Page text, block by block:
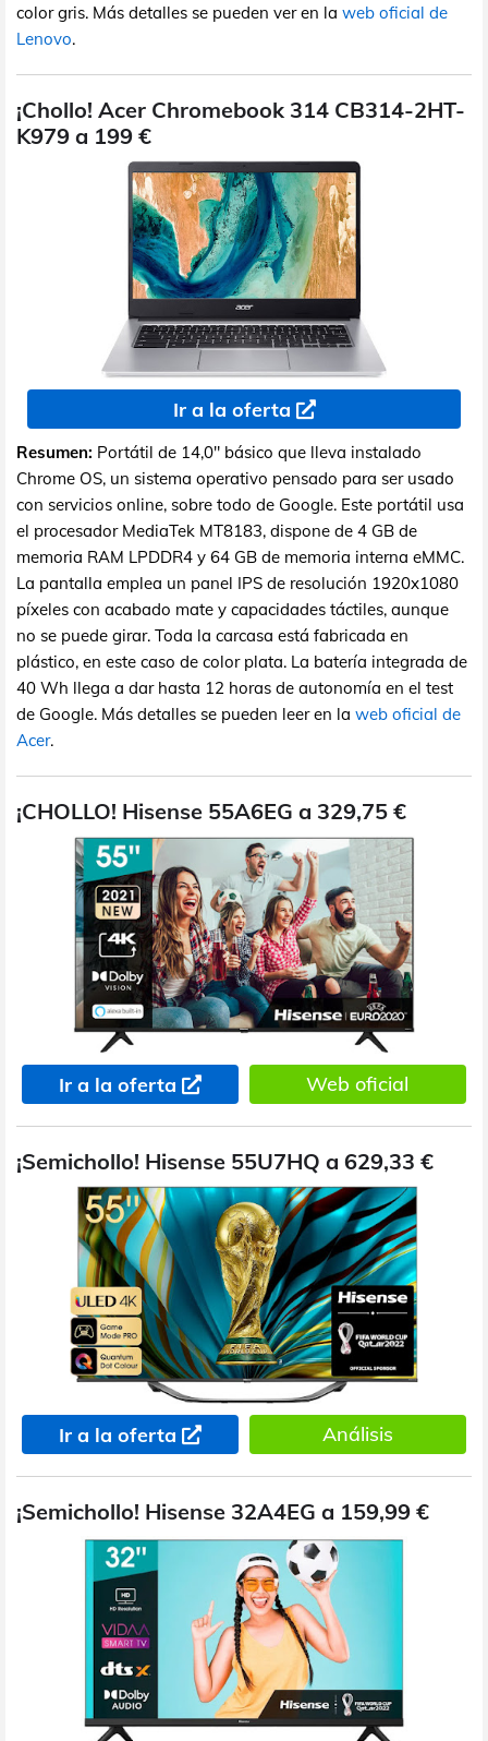
color gris. Más detalles se pueden ver en la web oficial de
Lenovo.
¡Chollo! Acer Chromebook 314 CB314-2HT-
K979 a 199 €
Ir a la oferta
Resumen: Portátil de 14,0" básico que lleva instalado
Chrome OS, un sistema operativo pensado para ser usado
con servicios online, sobre todo de Google. Este portátil usa
el procesador MediaTek MT8183, dispone de 4 GB de
memoria RAM LPDDR4 y 64 GB de memoria interna eMMC.
La pantalla emplea un panel IPS de resolución 1920x1080
píxeles con acabado mate y capacidades táctiles, aunque
no se puede girar. Toda la carcasa está fabricada en
plástico, en este caso de color plata. La batería integrada de
40 Wh llega a dar hasta 12 horas de autonomía en el test
de Google. Más detalles se pueden leer en la web oficial de
Acer.
¡CHOLLO! Hisense 55A6EG a 329,75 €
Ir a la oferta Web oficial
¡Semichollo! Hisense 55U7HQ a 629,33 €
Ir a la oferta Análisis
¡Semichollo! Hisense 32A4EG a 159,99 €